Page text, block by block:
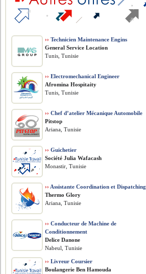
›› Technicien Maintenance Engins
General Service Location
Tunis, Tunisie
›› Electromechanical Engineer
Afromina Hospitaity
Tunis, Tunisie
›› Chef d’atelier Mécanique Automobile
Pitstop
Ariana, Tunisie
›› Guichetier
Société Julia Wafacash
Monastir, Tunisie
›› Assistante Coordination et Dispatching
Thermo Glory
Ariana, Tunisie
›› Conducteur de Machine de
Conditionnement
Delice Danone
Nabeul, Tunisie
›› Livreur Coursier
Boulangerie Ben Hamouda